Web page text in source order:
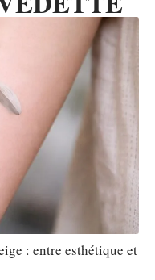
: entre esthétique et